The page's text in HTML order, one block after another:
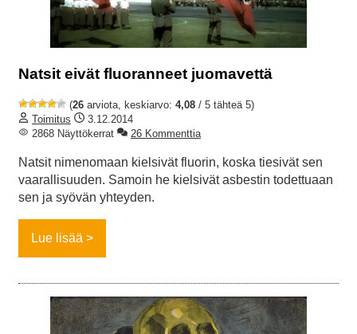
Natsit eivät fluoranneet juomavettä
(26 arviota, keskiarvo: 4,08 / 5 tähteä 5)
Toimitus
3.12.2014
2868 Näyttökerrat
26 Kommenttia
Natsit nimenomaan kielsivät fluorin, koska tiesivät sen
vaarallisuuden. Samoin he kielsivät asbestin todettuaan
sen ja syövän yhteyden.
Lue lisää